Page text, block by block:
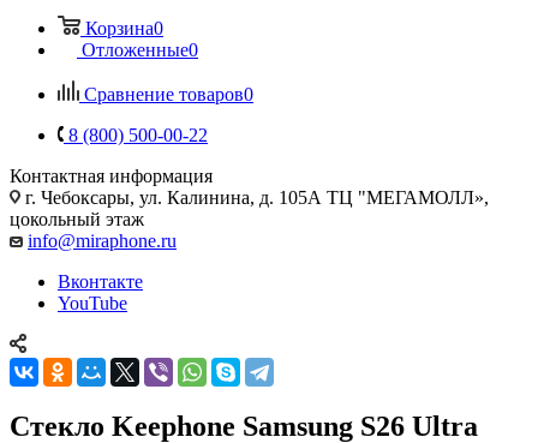
Корзина0
Отложенные0
Сравнение товаров0
8 (800) 500-00-22
Контактная информация
г. Чебоксары, ул. Калинина, д. 105А ТЦ "МЕГАМОЛЛ»,
цокольный этаж
info@miraphone.ru
Вконтакте
YouTube
Стекло Keephone Samsung S26 Ultra